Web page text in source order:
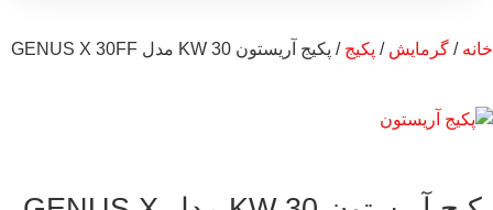
خانه / گرمایش / پکیج / پکیج آریستون 30 KW مدل GENUS X 30FF